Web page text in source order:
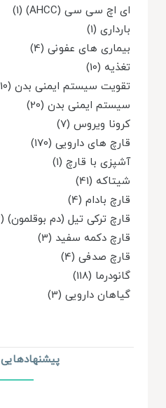
ای اچ سی سی (AHCC) (1)
بارداری (1)
بیماری های عفونی (4)
تغذیه (10)
تقویت سیستم ایمنی بدن (10)
سیستم ایمنی بدن (20)
کرونا ویروس (7)
قارچ های دارویی (170)
آشپزی با قارچ (1)
شیتاکه (41)
قارچ بادام (4)
قارچ ترکی تیل (دم بوقلمون) (6)
قارچ دکمه سفید (3)
قارچ صدفی (4)
گانودرما (118)
گیاهان دارویی (3)
پیشنهاد‌هایی